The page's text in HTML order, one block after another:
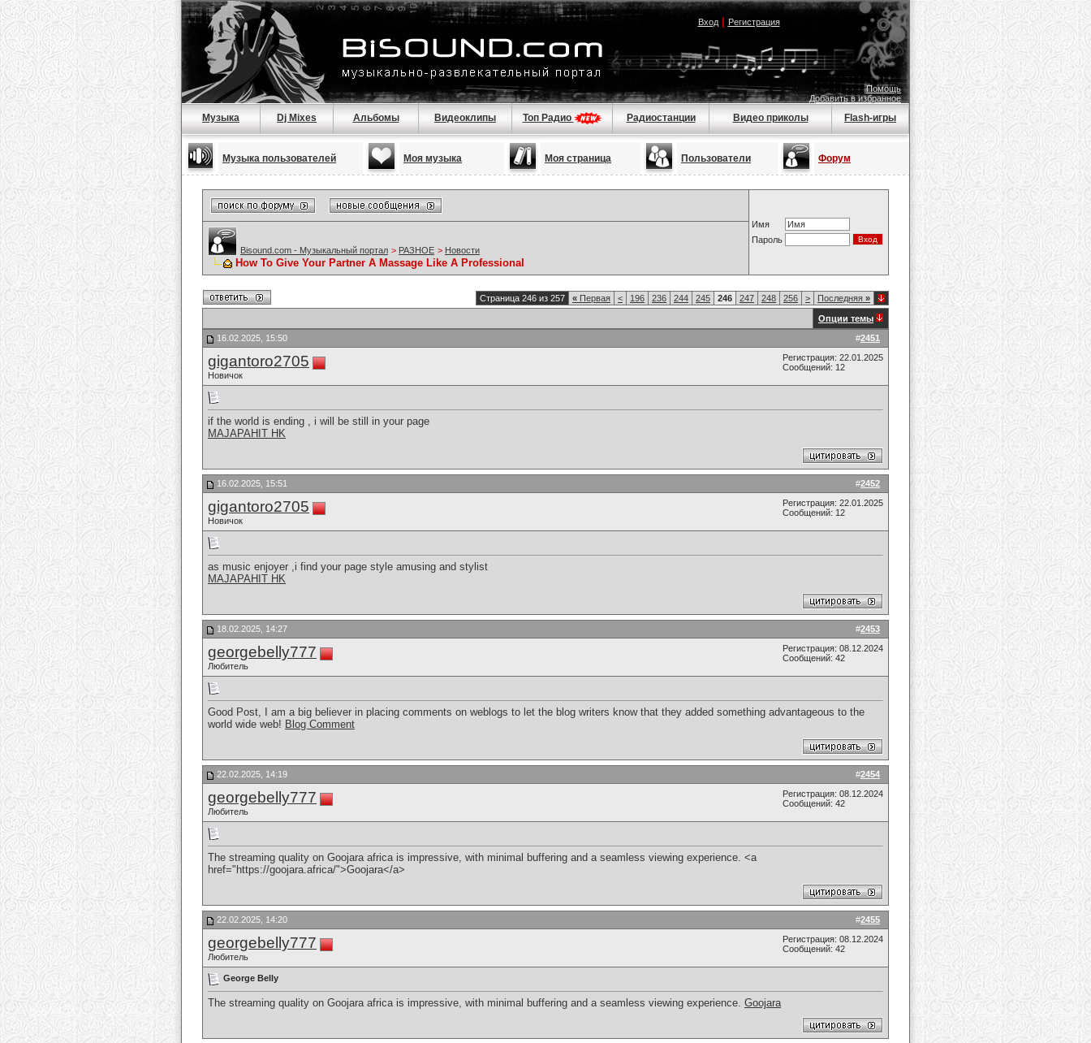
Вход| Регистрация
Помощь
Добавить в избранное
Музыка Dj Mixes Альбомы Видеоклипы Топ Радио Радиостанции Видео приколы Flash-игры
Музыка пользователей Моя музыка Моя страница Пользователи Форум
Имя
Пароль
Bisound.com - Музыкальный портал > РАЗНОЕ > Новости
How To Give Your Partner A Massage Like A Professional
Страница 246 из 257 « Первая < 196 236 244 245 246 247 248 256 > Последняя »
Опции темы
#2451
16.02.2025, 15:50
gigantoro2705
Новичок
Регистрация: 22.01.2025
Сообщений: 12
if the world is ending , i will be still in your page
MAJAPAHIT HK
#2452
16.02.2025, 15:51
gigantoro2705
Новичок
Регистрация: 22.01.2025
Сообщений: 12
as music enjoyer ,i find your page style amusing and stylist
MAJAPAHIT HK
#2453
18.02.2025, 14:27
georgebelly777
Любитель
Регистрация: 08.12.2024
Сообщений: 42
Good Post, I am a big believer in placing comments on weblogs to let the blog writers know that they added something advantageous to the
world wide web! Blog Comment
#2454
22.02.2025, 14:19
georgebelly777
Любитель
Регистрация: 08.12.2024
Сообщений: 42
The streaming quality on Goojara africa is impressive, with minimal buffering and a seamless viewing experience. <a
href="https://goojara.africa/">Goojara</a>
#2455
22.02.2025, 14:20
georgebelly777
Любитель
Регистрация: 08.12.2024
Сообщений: 42
George Belly
The streaming quality on Goojara africa is impressive, with minimal buffering and a seamless viewing experience. Goojara